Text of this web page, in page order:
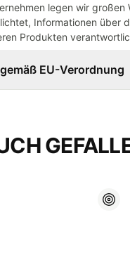
legen wir
Informationen
Produkten
EU-Verordnung